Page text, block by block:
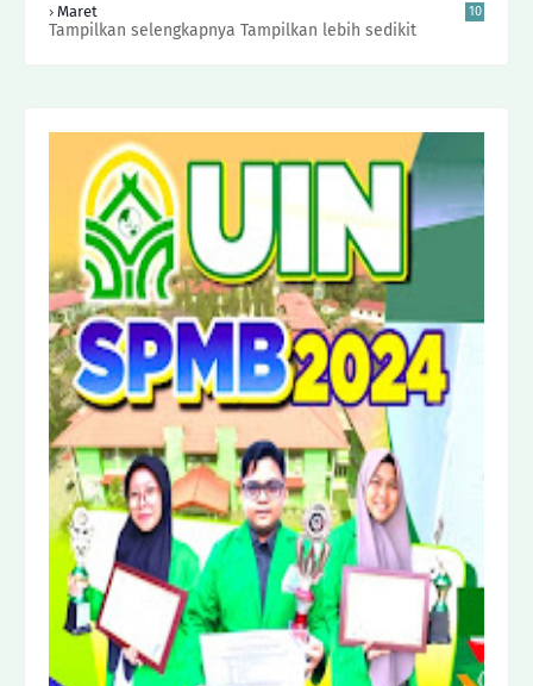
Maret 10
Tampilkan selengkapnya Tampilkan lebih sedikit